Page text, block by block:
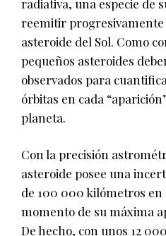
radiativa, una especie de
reemitir progresivamente
asteroide del Sol. Como
pequeños asteroides
observados para
órbitas en cada
planeta.
Con la precisión
asteroide posee una
de 100 000 kilómetros en
momento de su máxima
De hecho, con unos 12